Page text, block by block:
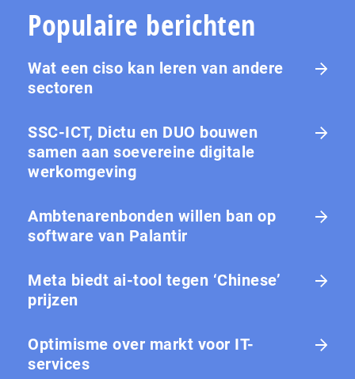
Populaire berichten
Wat een ciso kan leren van andere
sectoren
SSC-ICT, Dictu en DUO bouwen
samen aan soevereine digitale
werkomgeving
Ambtenarenbonden willen ban op
software van Palantir
Meta biedt ai-tool tegen ‘Chinese’
prijzen
Optimisme over markt voor IT-
services